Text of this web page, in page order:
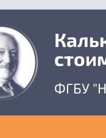
ФГБУ